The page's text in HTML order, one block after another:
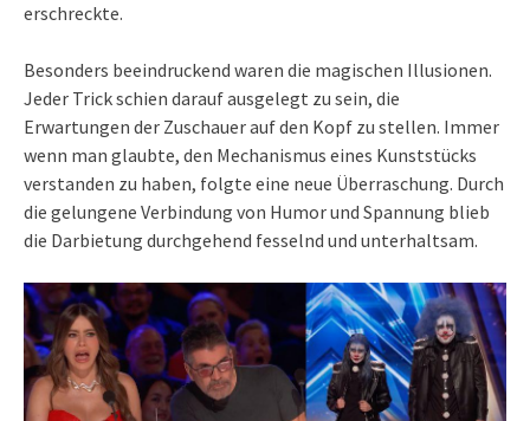
erschreckte.
Besonders beeindruckend waren die magischen Illusionen.
Jeder Trick schien darauf ausgelegt zu sein, die
Erwartungen der Zuschauer auf den Kopf zu stellen. Immer
wenn man glaubte, den Mechanismus eines Kunststücks
verstanden zu haben, folgte eine neue Überraschung. Durch
die gelungene Verbindung von Humor und Spannung blieb
die Darbietung durchgehend fesselnd und unterhaltsam.